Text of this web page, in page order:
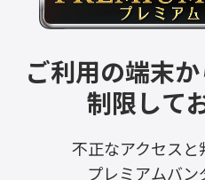
ご利用の端末
制限して
不正なアクセスと
プレミアムバ